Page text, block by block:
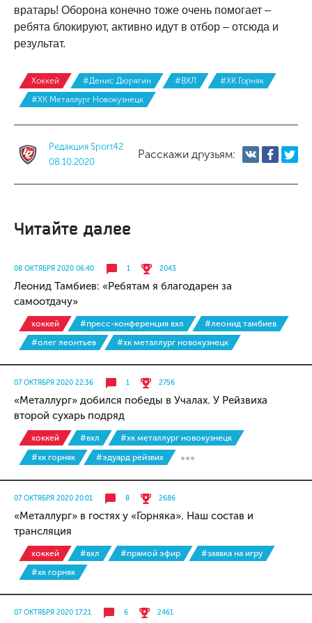
вратарь! Оборона конечно тоже очень помогает –
ребята блокируют, активно идут в отбор – отсюда и
результат.
Хоккей #Денис Дюрягин #ВХЛ
#ХК Горняк
#ХК Металлург Новокузнецк
Редакция Sport42
08.10.2020
Расскажи друзьям:
Читайте далее
08 ОКТЯБРЯ 2020 06:40 1 2043
Леонид Тамбиев: «Ребятам я благодарен за
самоотдачу»
хоккей #пресс-конференция вхл
#леонид тамбиев
#олег леонтьев
#хк металлург новокузнецк
07 ОКТЯБРЯ 2020 22:36 1 2756
«Металлург» добился победы в Учалах. У Рейзвиха
второй сухарь подряд
хоккей #вхл
#хк металлург новокузнецк
#хк горняк
#эдуард рейзвих
07 ОКТЯБРЯ 2020 20:01 8 2686
«Металлург» в гостях у «Горняка». Наш состав и
трансляция
хоккей #вхл #прямой эфир
#заявка на игру
#хк горняк
07 ОКТЯБРЯ 2020 17:21 6 2461